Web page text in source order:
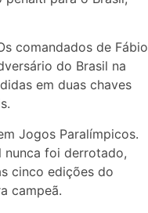
comandados de Fábio
do Brasil na
em duas chaves
Jogos Paralímpicos.
nunca foi derrotado,
cinco edições do
campeã.